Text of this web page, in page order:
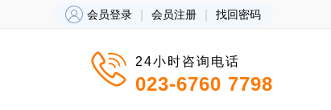
 会员登录 会员注册 找回密码
 24小时咨询电话
023-6760 7798